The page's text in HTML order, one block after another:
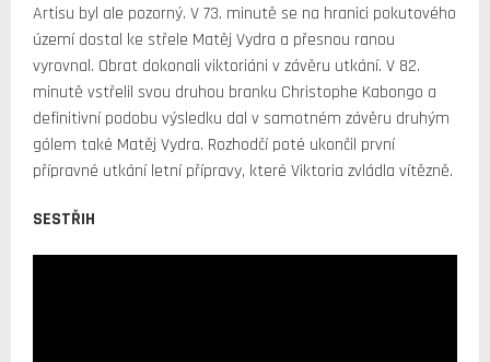
Artisu byl ale pozorný. V 73. minutě se na hranici pokutového
území dostal ke střele Matěj Vydra a přesnou ranou
vyrovnal. Obrat dokonali viktoriáni v závěru utkání. V 82.
minutě vstřelil svou druhou branku Christophe Kabongo a
definitivní podobu výsledku dal v samotném závěru druhým
gólem také Matěj Vydra. Rozhodčí poté ukončil první
přípravné utkání letní přípravy, které Viktoria zvládla vítězně.
SESTŘIH